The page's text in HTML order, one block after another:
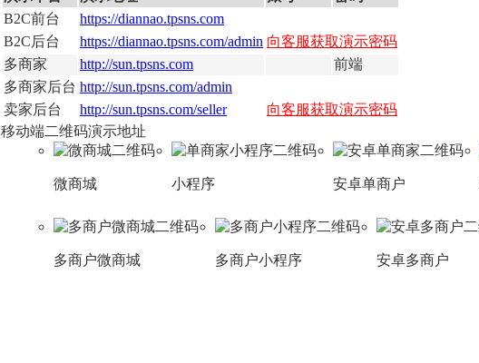
B2C前台
https://diannao.tpsns.com
B2C后台
https://diannao.tpsns.com/admin 向客服获取演示密码
多商家
http://sun.tpsns.com
前端
多商家后台 http://sun.tpsns.com/admin
卖家后台
http://sun.tpsns.com/seller
向客服获取演示密码
移动端二维码演示地址
微商城 小程序 安卓单商户
多商户微商城 多商户小程序 安卓多商户